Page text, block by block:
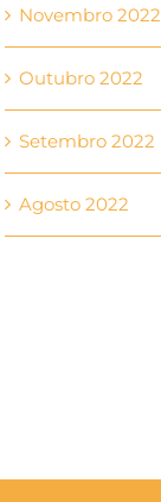
Novembro 2022
Outubro 2022
Setembro 2022
Agosto 2022